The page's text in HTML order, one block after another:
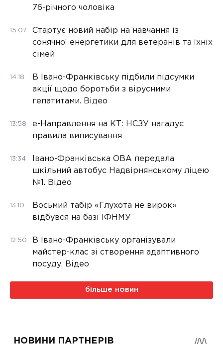
76-річного чоловіка
15:07
Стартує новий набір на навчання із
сонячної енергетики для ветеранів та їхніх
сімей
14:18
В Івано-Франківську підбили підсумки
акції щодо боротьби з вірусними
гепатитами. Відео
13:58
е-Направлення на КТ: НСЗУ нагадує
правила виписування
13:34
Івано-Франківська ОВА передала
шкільний автобус Надвірнянському ліцею
№1. Відео
13:10
Восьмий табір «Глухота не вирок»
відбувся на базі ІФНМУ
12:50
В Івано-Франківську організували
майстер-клас зі створення адаптивного
посуду. Відео
більше новин